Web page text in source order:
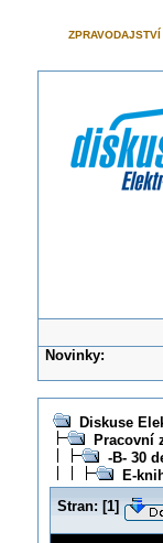
ZPRAVODAJSTVÍ
Novinky:
Diskuse
Pracovní
-B- 30
E-
Stran: [1]